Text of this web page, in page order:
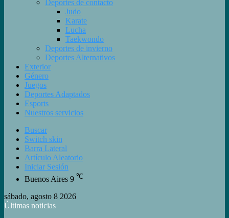
Deportes de contacto
Judo
Karate
Lucha
Taekwondo
Deportes de invierno
Deportes Alternativos
Exterior
Género
Juegos
Deportes Adaptados
Esports
Nuestros servicios
Buscar
Switch skin
Barra Lateral
Artículo Aleatorio
Iniciar Sesión
Buenos Aires 9 ℃
sábado, agosto 8 2026
Últimas noticias